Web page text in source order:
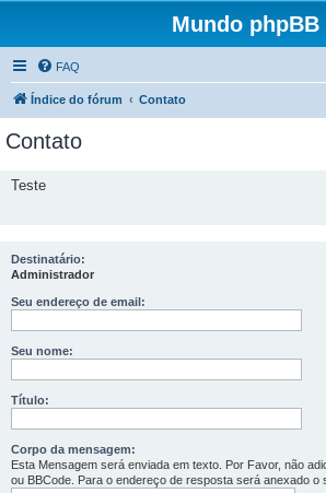
Mundo phpBB
FAQ
Índice do fórum Contato
Contato
Teste
Destinatário:
Administrador
Seu endereço de email:
Seu nome:
Título:
Corpo da mensagem:
Esta Mensagem será enviada em texto. Por Favor, não
ou BBCode. Para o endereço de resposta será anexado o